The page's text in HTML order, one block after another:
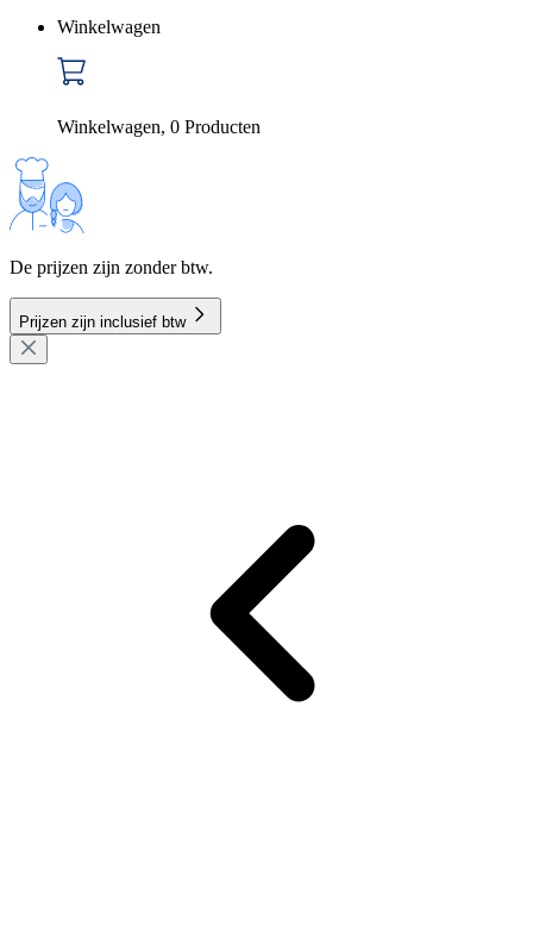
Winkelwagen
Winkelwagen, 0 Producten
De prijzen zijn zonder btw.
Prijzen zijn inclusief btw